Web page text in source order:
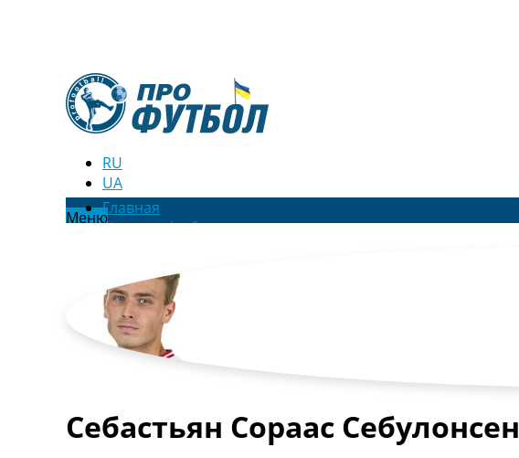
RU
UA
МенюГлавная
Новости футбола
Новости футбола Украины
Последние комментарии
Конкурс прогнозов
Логин
Рейтинги
Турниры
Себастьян Сораас Себулонсен